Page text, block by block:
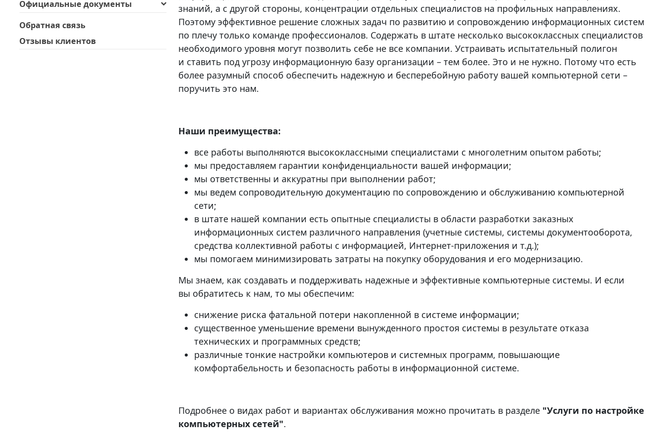
знаний, а с другой стороны, концентрации отдельных специалистов на профильных направлениях.
Поэтому эффективное решение сложных задач по развитию и сопровождению информационных систем
по плечу только команде профессионалов. Содержать в штате несколько высококлассных специалистов
необходимого уровня могут позволить себе не все компании. Устраивать испытательный полигон
и ставить под угрозу информационную базу организации – тем более. Это и не нужно. Потому что есть
более разумный способ обеспечить надежную и бесперебойную работу вашей компьютерной сети –
поручить это нам.
Наши преимущества:
все работы выполняются высококлассными специалистами с многолетним опытом работы;
мы предоставляем гарантии конфиденциальности вашей информации;
мы ответственны и аккуратны при выполнении работ;
мы ведем сопроводительную документацию по сопровождению и обслуживанию компьютерной
сети;
в штате нашей компании есть опытные специалисты в области разработки заказных
информационных систем различного направления (учетные системы, системы документооборота,
средства коллективной работы с информацией, Интернет-приложения и т.д.);
мы помогаем минимизировать затраты на покупку оборудования и его модернизацию.
Мы знаем, как создавать и поддерживать надежные и эффективные компьютерные системы. И если
вы обратитесь к нам, то мы обеспечим:
снижение риска фатальной потери накопленной в системе информации;
существенное уменьшение времени вынужденного простоя системы в результате отказа
технических и программных средств;
различные тонкие настройки компьютеров и системных программ, повышающие
комфортабельность и безопасность работы в информационной системе.
Подробнее о видах работ и вариантах обслуживания можно прочитать в разделе "Услуги по настройке
компьютерных сетей".
Официальные документы
Обратная связь
Отзывы клиентов